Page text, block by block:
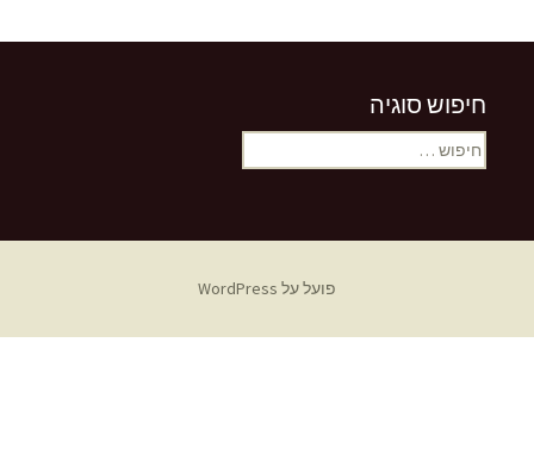
חיפוש סוגיה
חיפוש:
פועל על WordPress